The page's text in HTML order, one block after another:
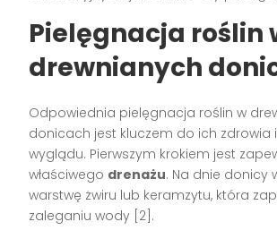
Pielęgnacja roślin
drewnianych
Odpowiednia pielęgnacja roślin w
donicach jest kluczem do ich zdrowia
wyglądu. Pierwszym krokiem jest
właściwego drenażu. Na dnie donicy
warstwę żwiru lub keramzytu, która
zaleganiu wody [2].